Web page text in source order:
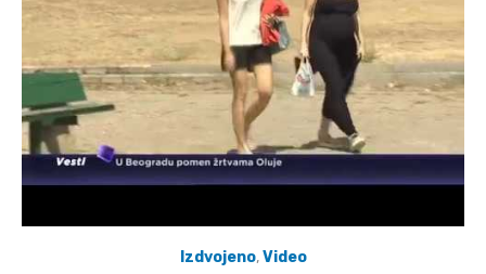
Izdvojeno,Video